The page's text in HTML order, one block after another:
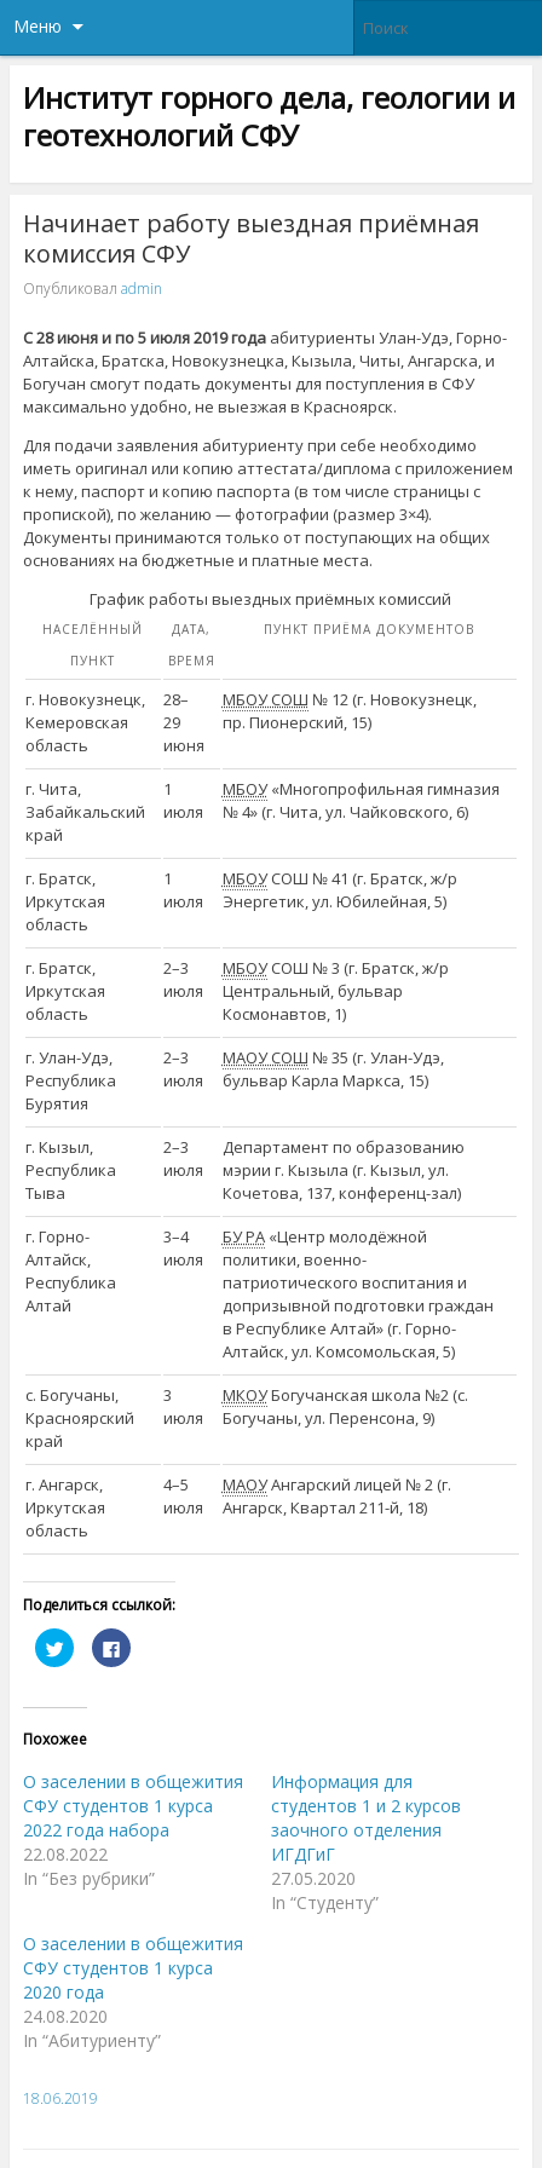
Меню
Институт горного дела, геологии и
геотехнологий СФУ
Начинает работу выездная приёмная
комиссия СФУ
Опубликовал admin
С 28 июня и по 5 июля 2019 годаабитуриенты Улан-Удэ, Горно-
Алтайска, Братска, Новокузнецка, Кызыла, Читы, Ангарска, и
Богучан смогут подать документы для поступления в СФУ
максимально удобно, не выезжая в Красноярск.
Для подачи заявления абитуриенту при себе необходимо
иметь оригинал или копию аттестата/диплома с приложением
к нему, паспорт и копию паспорта (в том числе страницы с
пропиской), по желанию — фотографии (размер 3×4).
Документы принимаются только от поступающих на общих
основаниях на бюджетные и платные места.
График работы выездных приёмных комиссий
НАСЕЛЁННЫЙ
ПУНКТ
ДАТА,
ВРЕМЯ
ПУНКТ ПРИЁМА ДОКУМЕНТОВ
г. Новокузнецк,
Кемеровская
область
28–
29
июня
МБОУ СОШ № 12 (г. Новокузнецк,
пр. Пионерский, 15)
г. Чита,
Забайкальский
край
1
июля
МБОУ«Многопрофильная гимназия
№ 4» (г. Чита, ул. Чайковского, 6)
г. Братск,
Иркутская
область
1
июля
МБОУСОШ № 41 (г. Братск, ж/р
Энергетик, ул. Юбилейная, 5)
г. Братск,
Иркутская
область
2–3
июля
МБОУСОШ № 3 (г. Братск, ж/р
Центральный, бульвар
Космонавтов, 1)
г. Улан-Удэ,
Республика
Бурятия
2–3
июля
МАОУ СОШ № 35 (г. Улан-Удэ,
бульвар Карла Маркса, 15)
г. Кызыл,
Республика
Тыва
2–3
июля
Департамент по образованию
мэрии г. Кызыла (г. Кызыл, ул.
Кочетова, 137, конференц-зал)
г. Горно-
Алтайск,
Республика
Алтай
3–4
июля
БУ РА«Центр молодёжной
политики, военно-
патриотического воспитания и
допризывной подготовки граждан
в Республике Алтай» (г. Горно-
Алтайск, ул. Комсомольская, 5)
с. Богучаны,
Красноярский
край
3
июля
МКОУБогучанская школа №2 (с.
Богучаны, ул. Перенсона, 9)
г. Ангарск,
Иркутская
область
4–5
июля
МАОУАнгарский лицей № 2 (г.
Ангарск, Квартал 211-й, 18)
Поделиться ссылкой:
Н
а
е
,
т
о
б
ы
п
о
д
е
л
с
я
н
а
T
w
i
t
r
(
Н
а
е
с
ь
,
ч
б
ы
е
л
и
я
к
Похожее
О заселении в общежития
СФУ студентов 1 курса
2022 года набора
22.08.2022
In “Без рубрики”
Информация для
студентов 1 и 2 курсов
заочного отделения
ИГДГиГ
27.05.2020
In “Студенту”
О заселении в общежития
СФУ студентов 1 курса
2020 года
24.08.2020
In “Абитуриенту”
18.06.2019